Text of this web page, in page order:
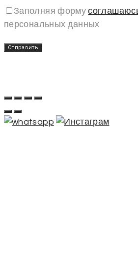
Заполняя форму
персональных данных